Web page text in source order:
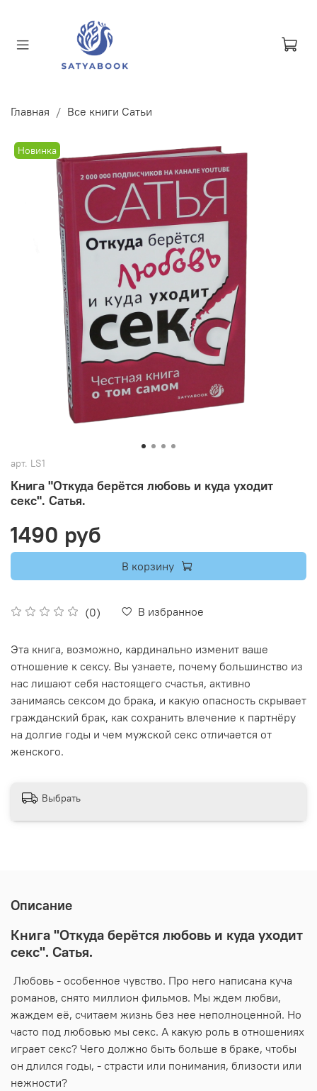
Главная Все книги Сатьи
Новинка
арт. LS1
Книга "Откуда берётся любовь и куда уходит
секс". Сатья.
(0) В избранное
1490 руб
В корзину
Эта книга, возможно, кардинально изменит ваше
отношение к сексу. Вы узнаете, почему большинство из
нас лишают себя настоящего счастья, активно
занимаясь сексом до брака, и какую опасность скрывает
гражданский брак, как сохранить влечение к партнёру
на долгие годы и чем мужской секс отличается от
женского.
Выбрать
Описание
Книга "Откуда берётся любовь и куда уходит
секс". Сатья.
Любовь - особенное чувство. Про него написана куча
романов, снято миллион фильмов. Мы ждем любви,
жаждем её, считаем жизнь без нее неполноценной. Но
часто под любовью мы секс. А какую роль в отношениях
играет секс? Чего должно быть больше в браке, чтобы
он длился годы, - страсти или понимания, близости или
нежности?